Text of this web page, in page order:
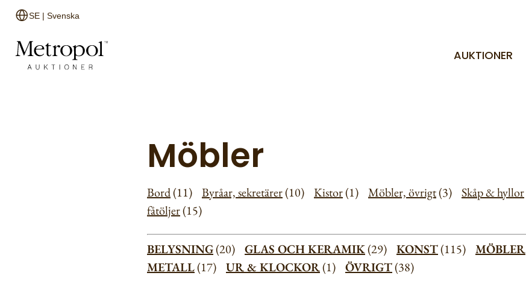
SE | Svenska
AUKTIONER
Möbler
Bord(11) Byråar, sekretärer(10) Kistor(1) Möbler, övrigt(3) Skåp & hyllor
fåtöljer(15)
BELYSNING(20) GLAS OCH KERAMIK(29) KONST(115) MÖBLER
METALL(17) UR & KLOCKOR(1) ÖVRIGT(38)